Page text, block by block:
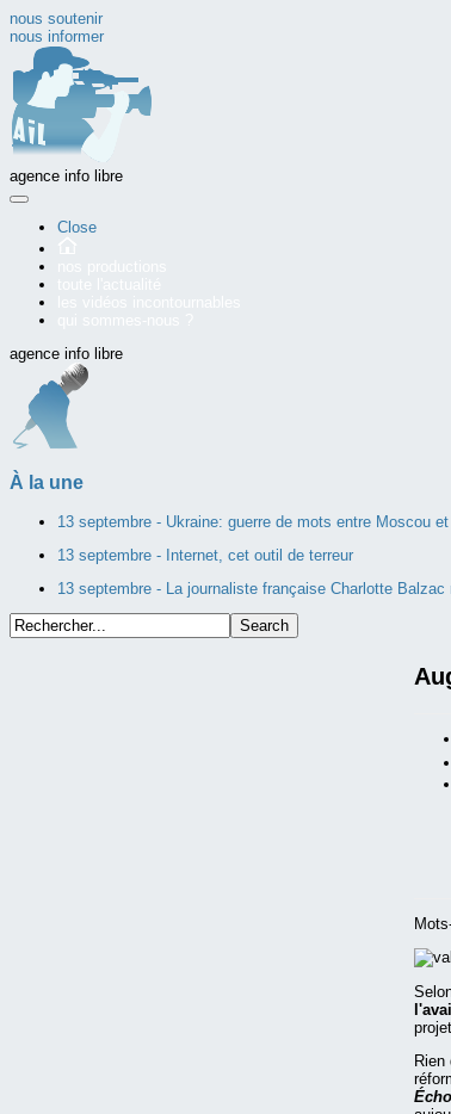
nous soutenir
nous informer
agence info libre
Close
agence info libre
À la une
13 septembre - Ukraine: guerre de mots entre Moscou
13 septembre - Internet, cet outil de terreur
13 septembre - La journaliste française Charlotte